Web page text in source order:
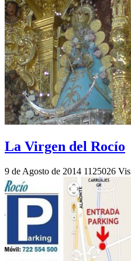
La Virgen del Rocío
9 de Agosto de 2014 1125026